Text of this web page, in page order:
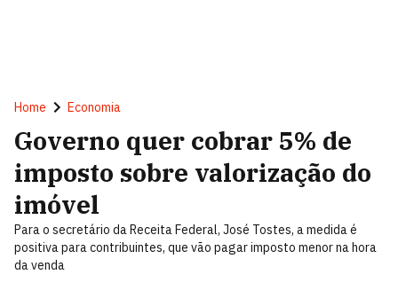
Home Economia
Governo quer cobrar 5% de
imposto sobre valorização do
imóvel
Para o secretário da Receita Federal, José Tostes, a medida é
positiva para contribuintes, que vão pagar imposto menor na hora
da venda